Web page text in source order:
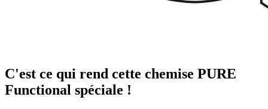
C'est ce qui rend cette chemise PURE
Functional spéciale !